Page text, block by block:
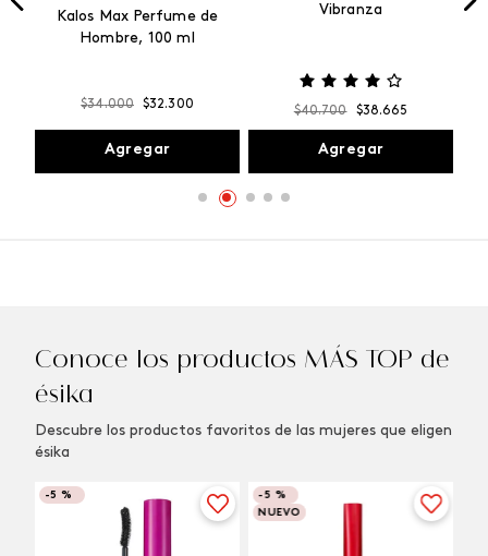
Kalos Max Perfume de
Hombre, 100 ml
$34.000 $32.300
Agregar
Vibranza
$40.700 $38.665
Agregar
Conoce los productos MÁS TOP de
ésika
Descubre los productos favoritos de las mujeres que eligen
ésika
-5 % -5 %
NUEVO